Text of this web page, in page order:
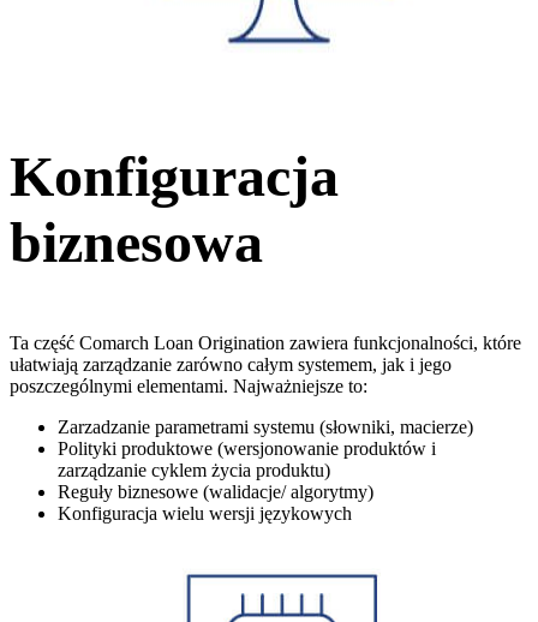
Konfiguracja
biznesowa
Ta część Comarch Loan Origination zawiera funkcjonalności, które
ułatwiają zarządzanie zarówno całym systemem, jak i jego
poszczególnymi elementami. Najważniejsze to:
Zarzadzanie parametrami systemu (słowniki, macierze)
Polityki produktowe (wersjonowanie produktów i
zarządzanie cyklem życia produktu)
Reguły biznesowe (walidacje/ algorytmy)
Konfiguracja wielu wersji językowych